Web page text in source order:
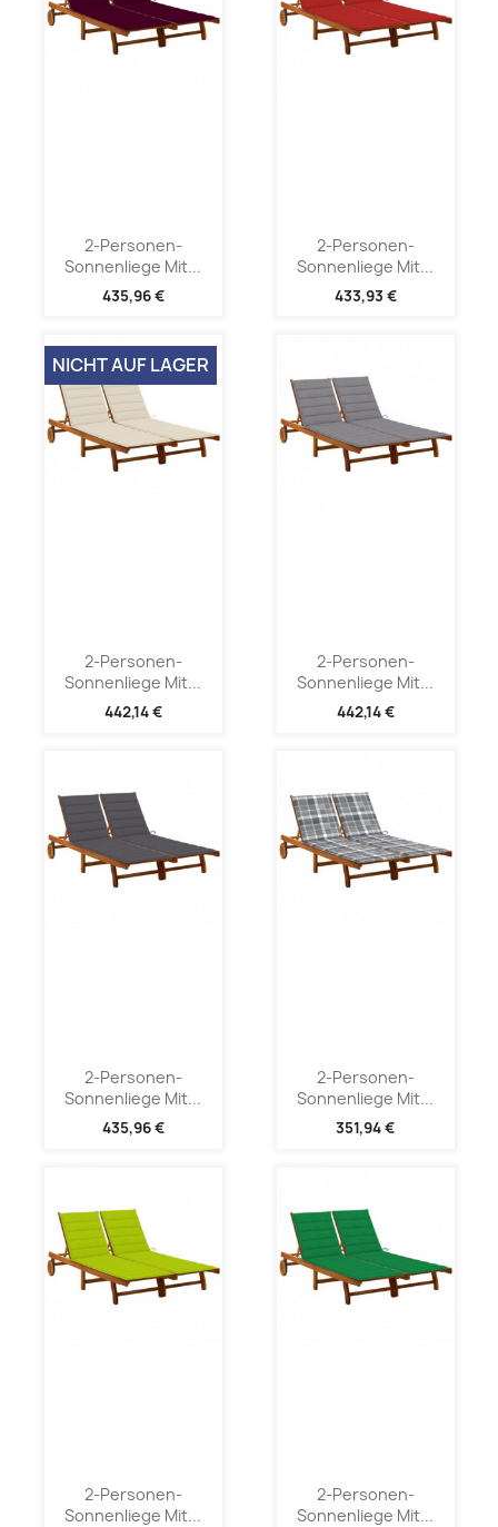
2-Personen-
Sonnenliege Mit...
435,96 €
2-Personen-
Sonnenliege Mit...
433,93 €
2-Personen-
Sonnenliege Mit...
442,14 €
NICHT AUF LAGER
2-Personen-
Sonnenliege Mit...
442,14 €
2-Personen-
Sonnenliege Mit...
435,96 €
2-Personen-
Sonnenliege Mit...
351,94 €
2-Personen-
Sonnenliege Mit...
2-Personen-
Sonnenliege Mit...